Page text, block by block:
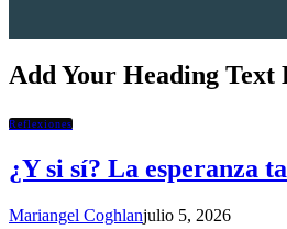
Add Your Heading Text
Reflexiones
¿Y si sí? La esperanza
Mariangel Coghlanjulio 5, 2026